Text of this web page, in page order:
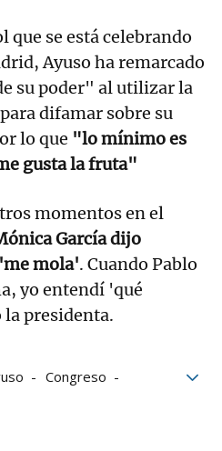
que se está celebrando
Ayuso ha remarcado
su poder" al utilizar la
difamar sobre su
lo que "lo mínimo es
gusta la fruta"
momentos en el
García dijo
mola'. Cuando Pablo
yo entendí 'qué
presidenta.
Congreso